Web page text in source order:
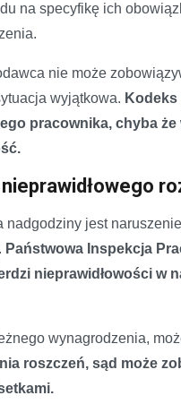
na specyfikę ich
nie może
wyjątkowa.
pracownika, chyba że
nadgodziny jest
Państwowa Inspekcja
nieprawidłowości w
wynagrodzenia,
roszczeń, sąd może